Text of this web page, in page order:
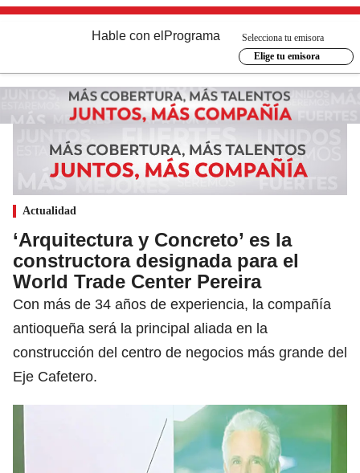
Hable con el Programa
Selecciona tu emisora
Elige tu emisora
Actualidad
‘Arquitectura y Concreto’ es la
constructora designada para el
World Trade Center Pereira
Con más de 34 años de experiencia, la compañía
antioqueña será la principal aliada en la
construcción del centro de negocios más grande del
Eje Cafetero.